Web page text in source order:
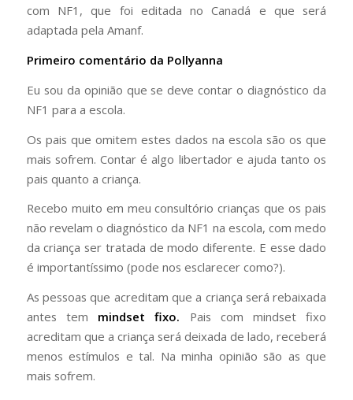
com NF1, que foi editada no Canadá e que será
adaptada pela Amanf.
Primeiro comentário da Pollyanna
Eu sou da opinião que se deve contar o diagnóstico da
NF1 para a escola.
Os pais que omitem estes dados na escola são os que
mais sofrem. Contar é algo libertador e ajuda tanto os
pais quanto a criança.
Recebo muito em meu consultório crianças que os pais
não revelam o diagnóstico da NF1 na escola, com medo
da criança ser tratada de modo diferente. E esse dado
é importantíssimo (pode nos esclarecer como?).
As pessoas que acreditam que a criança será rebaixada
antes tem mindset fixo. Pais com mindset fixo
acreditam que a criança será deixada de lado, receberá
menos estímulos e tal. Na minha opinião são as que
mais sofrem.